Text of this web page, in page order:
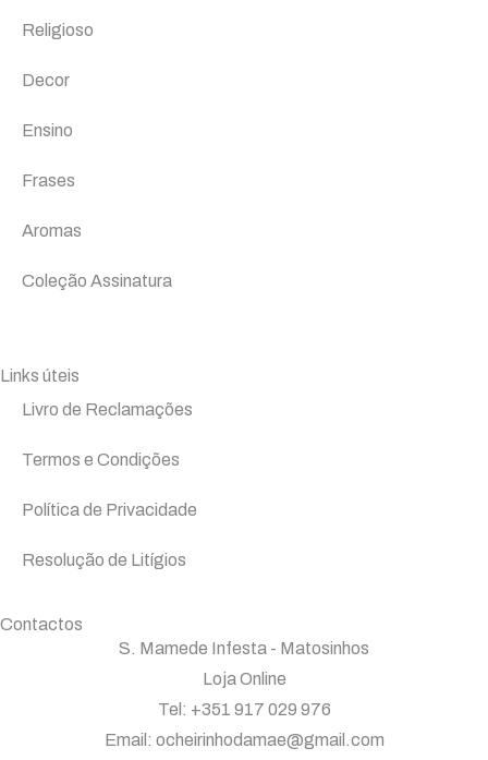
Religioso
Decor
Ensino
Frases
Aromas
Coleção Assinatura
Links úteis
Livro de Reclamações
Termos e Condições
Política de Privacidade
Resolução de Litígios
Contactos
S. Mamede Infesta - Matosinhos
Loja Online
Tel: +351 917 029 976
Email: ocheirinhodamae@gmail.com